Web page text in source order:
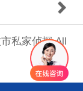
私家侦探 All